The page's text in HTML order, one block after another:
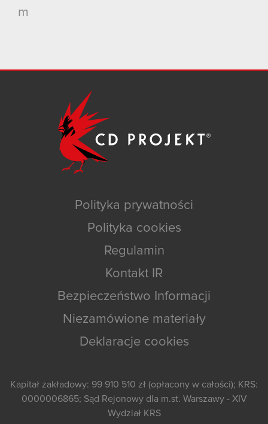
m
Polityka prywatności
Polityka cookies
Regulamin
Kontakt IR
Bezpieczeństwo Informacji
Niezamówione materiały
Deklaracje cookies
Kapitał zakładowy: 99 910 510 zł (opłacony w całości); KRS:
0000006865; Sąd Rejonowy dla m.st. Warszawy - XIV
Wydział KRS